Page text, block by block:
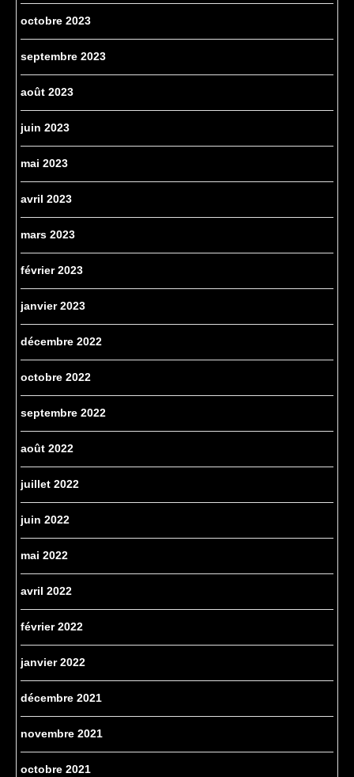
octobre 2023
septembre 2023
août 2023
juin 2023
mai 2023
avril 2023
mars 2023
février 2023
janvier 2023
décembre 2022
octobre 2022
septembre 2022
août 2022
juillet 2022
juin 2022
mai 2022
avril 2022
février 2022
janvier 2022
décembre 2021
novembre 2021
octobre 2021